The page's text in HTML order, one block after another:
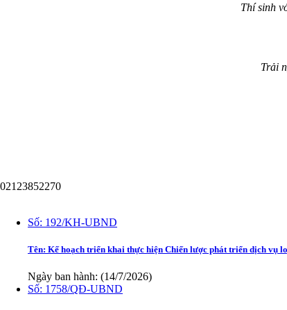
Thí sinh
Trải
02123852270
Số: 192/KH-UBND
Tên: Kế hoạch triển khai thực hiện Chiến lược phát triển dịch vụ
Ngày ban hành: (14/7/2026)
Số: 1758/QĐ-UBND